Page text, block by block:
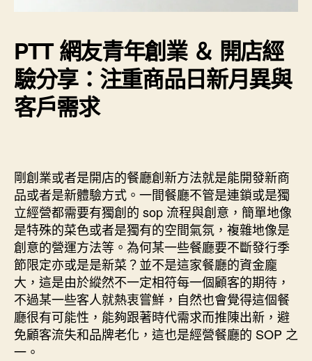
PTT 網友青年創業 ＆ 開店經
驗分享：注重商品日新月異與
客戶需求
剛創業或者是開店的餐廳創新方法就是能開發新商
品或者是新體驗方式。一間餐廳不管是連鎖或是獨
立經營都需要有獨創的 sop 流程與創意，簡單地像
是特殊的菜色或者是獨有的空間氣氛，複雜地像是
創意的營運方法等。為何某一些餐廳要不斷發行季
節限定亦或是是新菜？並不是這家餐廳的資金龐
大，這是由於縱然不一定相符每一個顧客的期待，
不過某一些客人就熱衷嘗鮮，自然也會覺得這個餐
廳很有可能性，能夠跟著時代需求而推陳出新，避
免顧客流失和品牌老化，這也是經營餐廳的 SOP 之
一。